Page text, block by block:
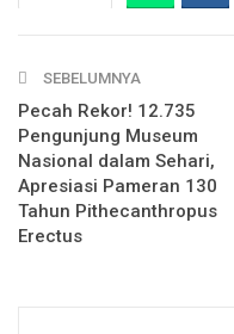
SEBELUMNYA
Pecah Rekor! 12.735
Pengunjung Museum
Nasional dalam Sehari,
Apresiasi Pameran 130
Tahun Pithecanthropus
Erectus